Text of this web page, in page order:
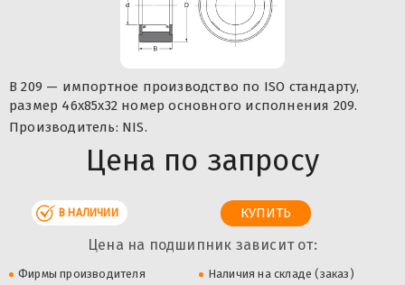
B 209 — импортное производство по ISO стандарту,
размер 46x85x32 номер основного исполнения 209.
Производитель: NIS.
Цена по запросу
В НАЛИЧИИ
Цена на подшипник зависит от:
Фирмы производителя
Наличия на складе (заказ)